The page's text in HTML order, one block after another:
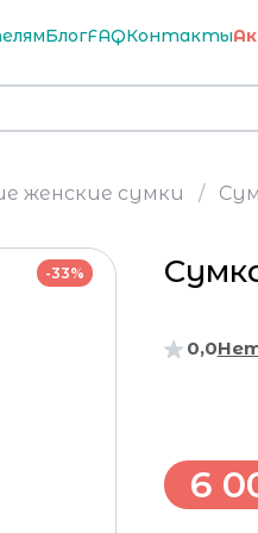
БлогFAQКонтакты
женские сумки
-33%
0,0
6